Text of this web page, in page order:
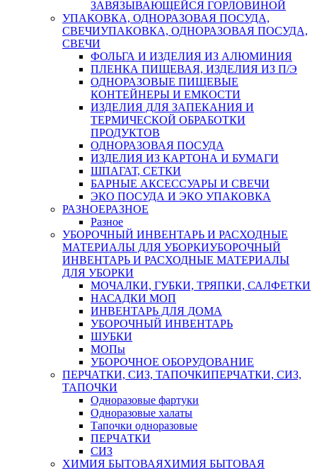
ЗАВЯЗЫВАЮЩЕЙСЯ ГОРЛОВИНОЙ
УПАКОВКА, ОДНОРАЗОВАЯ ПОСУДА,
СВЕЧИУПАКОВКА, ОДНОРАЗОВАЯ ПОСУДА,
СВЕЧИ
ФОЛЬГА И ИЗДЕЛИЯ ИЗ АЛЮМИНИЯ
ПЛЕНКА ПИЩЕВАЯ, ИЗДЕЛИЯ ИЗ П/Э
ОДНОРАЗОВЫЕ ПИЩЕВЫЕ
КОНТЕЙНЕРЫ И ЕМКОСТИ
ИЗДЕЛИЯ ДЛЯ ЗАПЕКАНИЯ И
ТЕРМИЧЕСКОЙ ОБРАБОТКИ
ПРОДУКТОВ
ОДНОРАЗОВАЯ ПОСУДА
ИЗДЕЛИЯ ИЗ КАРТОНА И БУМАГИ
ШПАГАТ, СЕТКИ
БАРНЫЕ АКСЕССУАРЫ И СВЕЧИ
ЭКО ПОСУДА И ЭКО УПАКОВКА
РАЗНОЕРАЗНОЕ
Разное
УБОРОЧНЫЙ ИНВЕНТАРЬ И РАСХОДНЫЕ
МАТЕРИАЛЫ ДЛЯ УБОРКИУБОРОЧНЫЙ
ИНВЕНТАРЬ И РАСХОДНЫЕ МАТЕРИАЛЫ
ДЛЯ УБОРКИ
МОЧАЛКИ, ГУБКИ, ТРЯПКИ, САЛФЕТКИ
НАСАДКИ МОП
ИНВЕНТАРЬ ДЛЯ ДОМА
УБОРОЧНЫЙ ИНВЕНТАРЬ
ШУБКИ
МОПы
УБОРОЧНОЕ ОБОРУДОВАНИЕ
ПЕРЧАТКИ, СИЗ, ТАПОЧКИПЕРЧАТКИ, СИЗ,
ТАПОЧКИ
Одноразовые фартуки
Одноразовые халаты
Тапочки одноразовые
ПЕРЧАТКИ
СИЗ
ХИМИЯ БЫТОВАЯХИМИЯ БЫТОВАЯ